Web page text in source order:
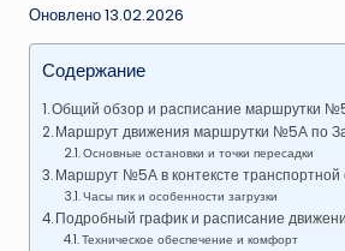
Оновлено 13.02.2026
Содержание
Общий обзор и расписание маршрутки
Маршрут движения маршрутки №5А по
Основные остановки и точки пересадки
Маршрут №5А в контексте
Часы пик и особенности загрузки
Подробный график и расписание
Техническое обеспечение и комфорт